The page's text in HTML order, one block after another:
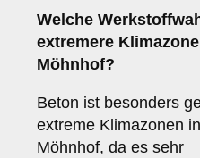
Welche
extremere
Möhnhof?
Beton ist besonders
extreme Klimazonen
Möhnhof, da es sehr